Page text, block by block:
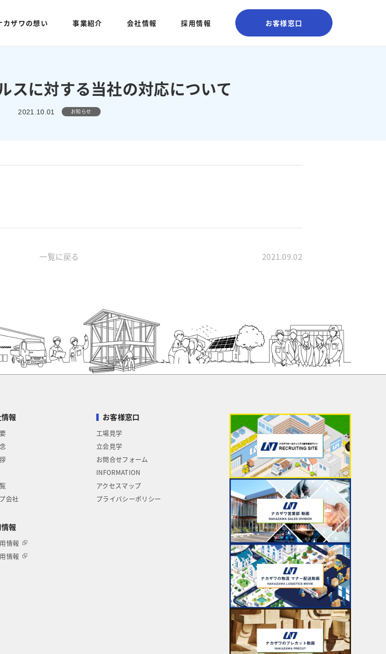
カザワの想い 事業紹介 会社情報 採用情報 お客様窓口
スに対する当社の対応について
2021.10.01 お知らせ
一覧に戻る 2021.09.02
報
会社
報
情報
情報
お客様窓口
工場見学
立会見学
お問合せフォーム
INFORMATION
アクセスマップ
プライバシーポリシー